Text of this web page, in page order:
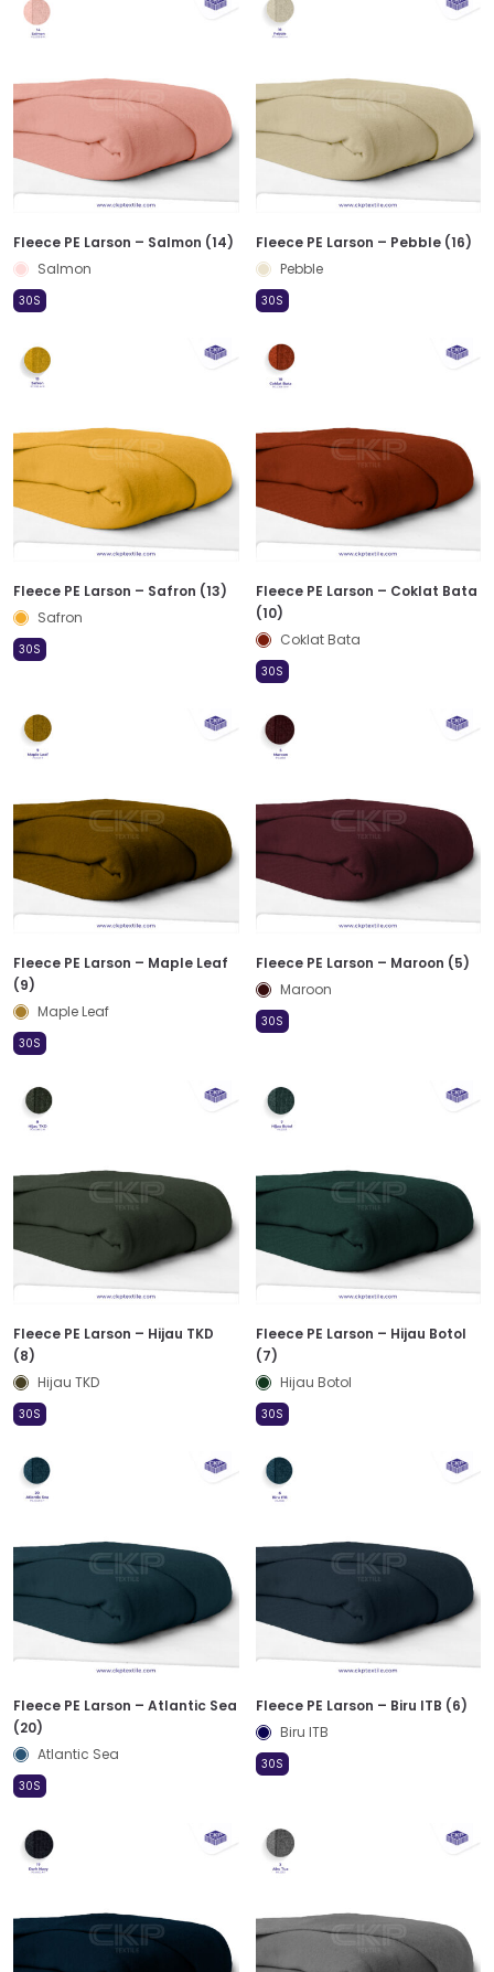
Fleece PE Larson – Salmon (14)
Salmon
30S
Fleece PE Larson – Pebble (16)
Pebble
30S
Fleece PE Larson – Safron (13)
Safron
30S
Fleece PE Larson – Coklat Bata
(10)
Coklat Bata
30S
Fleece PE Larson – Maple Leaf
(9)
Maple Leaf
30S
Fleece PE Larson – Maroon (5)
Maroon
30S
Fleece PE Larson – Hijau TKD
(8)
Hijau TKD
30S
Fleece PE Larson – Hijau Botol
(7)
Hijau Botol
30S
Fleece PE Larson – Atlantic Sea
(20)
Atlantic Sea
30S
Fleece PE Larson – Biru ITB (6)
Biru ITB
30S